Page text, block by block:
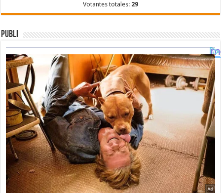
Votantes totales: 29
Publi